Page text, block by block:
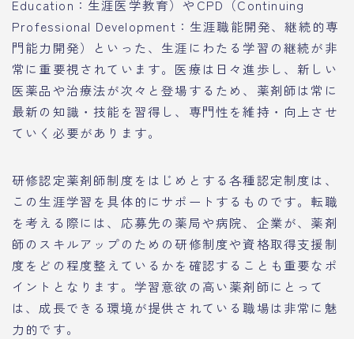
Education：生涯医学教育）やCPD（Continuing
Professional Development：生涯職能開発、継続的専
門能力開発）といった、生涯にわたる学習の継続が非
常に重要視されています。医療は日々進歩し、新しい
医薬品や治療法が次々と登場するため、薬剤師は常に
最新の知識・技能を習得し、専門性を維持・向上させ
ていく必要があります。
研修認定薬剤師制度をはじめとする各種認定制度は、
この生涯学習を具体的にサポートするものです。転職
を考える際には、応募先の薬局や病院、企業が、薬剤
師のスキルアップのための研修制度や資格取得支援制
度をどの程度整えているかを確認することも重要なポ
イントとなります。学習意欲の高い薬剤師にとって
は、成長できる環境が提供されている職場は非常に魅
力的です。